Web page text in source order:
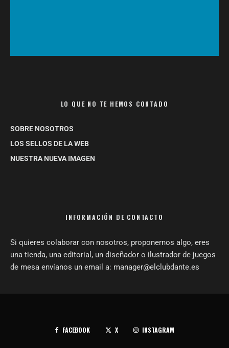
LO QUE NO TE HEMOS CONTADO
SOBRE NOSOTROS
LOS SELLOS DE LA WEB
NUESTRA NUEVA IMAGEN
INFORMACIÓN DE CONTACTO
Si quieres colaborar con nosotros, proponernos algo, eres
una tienda, una editorial, un diseñador o ilustrador de juegos
de mesa envíanos un email a: manager@elclubdante.es
FACEBOOK X INSTAGRAM